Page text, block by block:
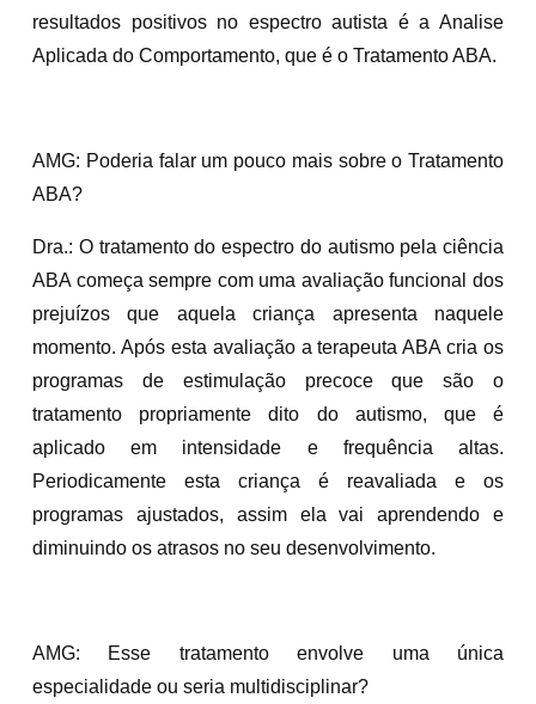
resultados positivos no espectro autista é a Analise
Aplicada do Comportamento, que é o Tratamento ABA.
AMG: Poderia falar um pouco mais sobre o Tratamento
ABA?
Dra.: O tratamento do espectro do autismo pela ciência
ABA começa sempre com uma avaliação funcional dos
prejuízos que aquela criança apresenta naquele
momento. Após esta avaliação a terapeuta ABA cria os
programas de estimulação precoce que são o
tratamento propriamente dito do autismo, que é
aplicado em intensidade e frequência altas.
Periodicamente esta criança é reavaliada e os
programas ajustados, assim ela vai aprendendo e
diminuindo os atrasos no seu desenvolvimento.
AMG: Esse tratamento envolve uma única
especialidade ou seria multidisciplinar?